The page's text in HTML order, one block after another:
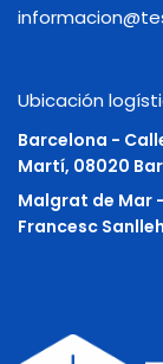
Ubicación
Barcelona -
Martí, 08020
Malgrat de Mar -
Francesc